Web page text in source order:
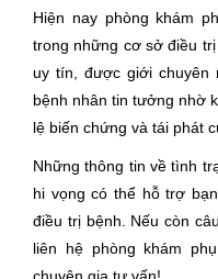
Hiện nay phòng khám
trong những cơ sở điều
uy tín, được giới chuyên
bệnh nhân tin tưởng nhờ
lệ biến chứng và tái phát
Những thông tin về tình
hi vọng có thể hỗ trợ
điều trị bệnh. Nếu còn
liên hệ phòng khám